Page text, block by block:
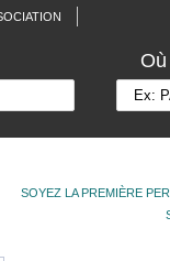
SOYEZ LA PREMIÈRE